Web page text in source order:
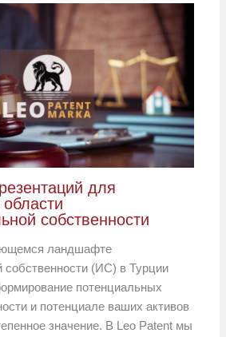
для
собственности
ландшафте
собственности (ИС) в Турции
потенциальных
и потенциале ваших активов
значение. В Leo Patent мы